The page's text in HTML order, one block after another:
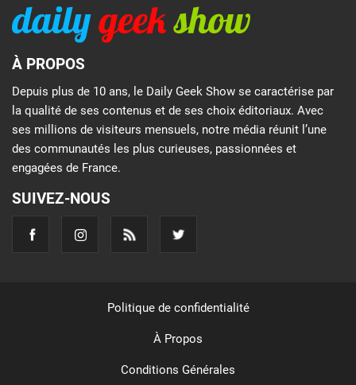
À PROPOS
Depuis plus de 10 ans, le Daily Geek Show se caractérise par
la qualité de ses contenus et de ses choix éditoriaux. Avec
ses millions de visiteurs mensuels, notre média réunit l’une
des communautés les plus curieuses, passionnées et
engagées de France.
SUIVEZ-NOUS
Politique de confidentialité
À Propos
Conditions Générales